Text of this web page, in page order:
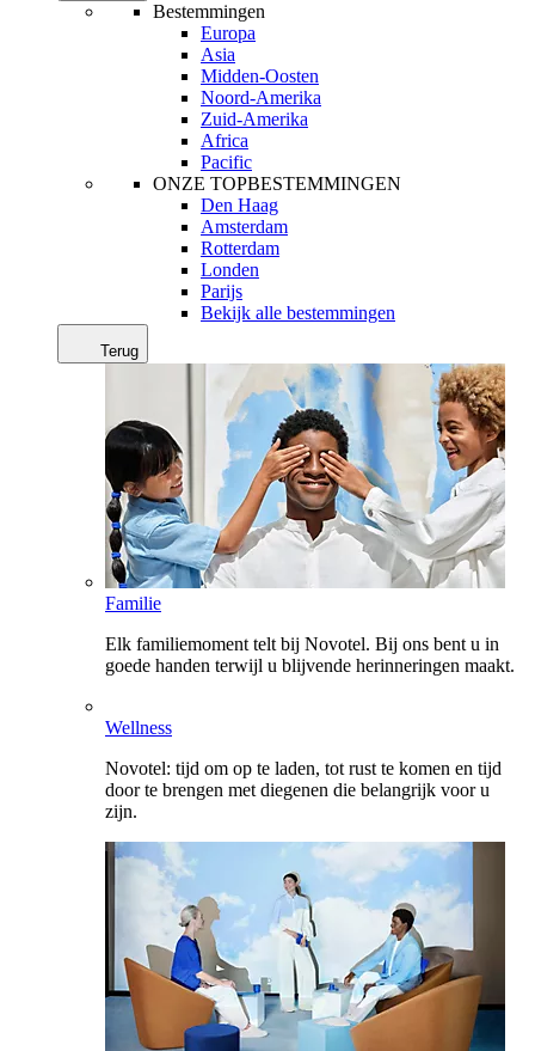
Bestemmingen
Europa
Asia
Midden-Oosten
Noord-Amerika
Zuid-Amerika
Africa
Pacific
ONZE TOPBESTEMMINGEN
Den Haag
Amsterdam
Rotterdam
Londen
Parijs
Bekijk alle bestemmingen
Terug
Familie
Elk familiemoment telt bij Novotel. Bij ons bent u in
goede handen terwijl u blijvende herinneringen maakt.
Wellness
Novotel: tijd om op te laden, tot rust te komen en tijd
door te brengen met diegenen die belangrijk voor u
zijn.